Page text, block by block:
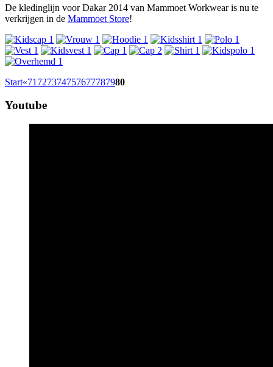
De kledinglijn voor Dakar 2014 van Mammoet Workwear is nu te
verkrijgen in de Mammoet Store!
Start«71 727374757677787980
Youtube